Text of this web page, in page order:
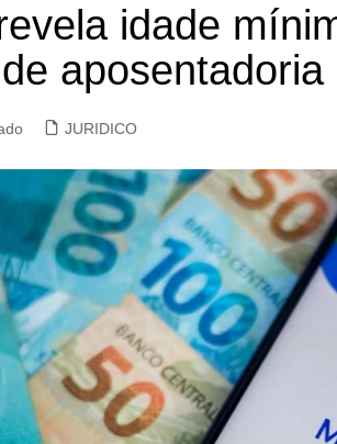
idade
aposentadoria
JURIDICO